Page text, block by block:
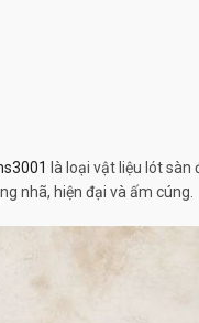
là loại vật liệu lót sàn
nhã, hiện đại và ấm cúng.